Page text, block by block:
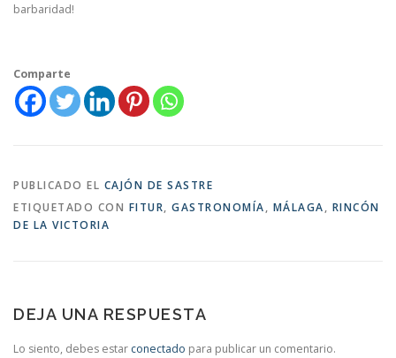
barbaridad!
Comparte
PUBLICADO EL CAJÓN DE SASTRE
ETIQUETADO CON FITUR, GASTRONOMÍA, MÁLAGA, RINCÓN
DE LA VICTORIA
DEJA UNA RESPUESTA
Lo siento, debes estar conectado para publicar un comentario.